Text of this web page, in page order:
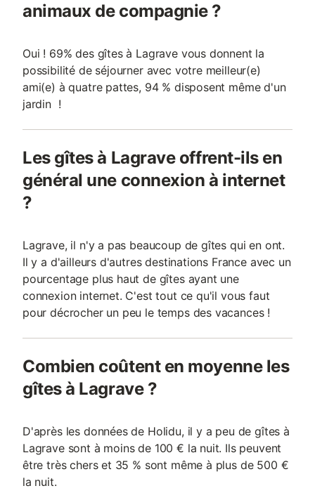
animaux de compagnie ?
Oui ! 69% des gîtes à Lagrave vous donnent la
possibilité de séjourner avec votre meilleur(e)
ami(e) à quatre pattes, 94 % disposent même d'un
jardin !
Les gîtes à Lagrave offrent-ils en
général une connexion à internet
?
Lagrave, il n'y a pas beaucoup de gîtes qui en ont.
Il y a d'ailleurs d'autres destinations France avec un
pourcentage plus haut de gîtes ayant une
connexion internet. C'est tout ce qu'il vous faut
pour décrocher un peu le temps des vacances !
Combien coûtent en moyenne les
gîtes à Lagrave ?
D'après les données de Holidu, il y a peu de gîtes à
Lagrave sont à moins de 100 € la nuit. Ils peuvent
être très chers et 35 % sont même à plus de 500 €
la nuit.